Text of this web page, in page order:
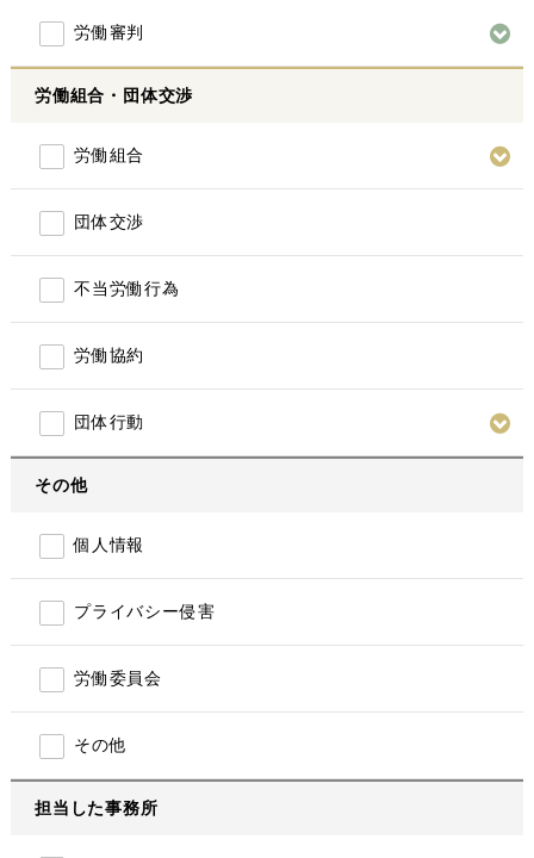
労働審判
労働組合・団体交渉
労働組合
団体交渉
不当労働行為
労働協約
団体行動
その他
個人情報
プライバシー侵害
労働委員会
その他
担当した事務所